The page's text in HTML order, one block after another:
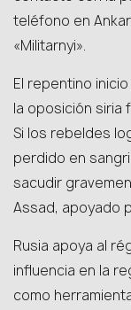
teléfono en
«Militarnyi».
El repentino
la oposición siria
Si los rebeldes
perdido en
sacudir
Assad, apoyado
Rusia apoya al
influencia en la
como